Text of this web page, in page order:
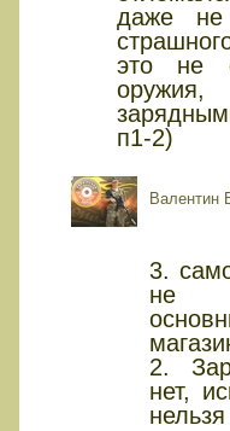
даже не
это не
п1-2)
Валентин
3.
не
2.
нет,